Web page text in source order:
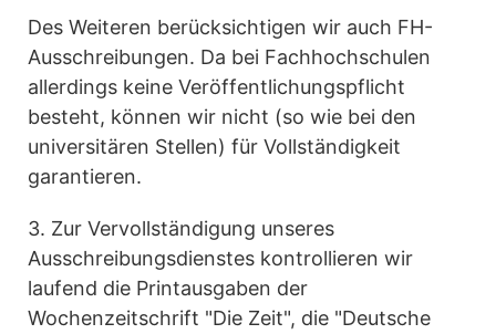
Des Weiteren berücksichtigen wir auch FH-
Ausschreibungen. Da bei Fachhochschulen
allerdings keine Veröffentlichungspflicht
besteht, können wir nicht (so wie bei den
universitären Stellen) für Vollständigkeit
garantieren.
3. Zur Vervollständigung unseres
Ausschreibungsdienstes kontrollieren wir
laufend die Printausgaben der
Wochenzeitschrift "Die Zeit", die "Deutsche